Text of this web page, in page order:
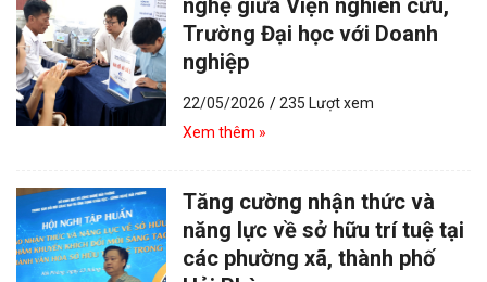
nghệ giữa Viện nghiên cứu,
Trường Đại học với Doanh
nghiệp
22/05/2026 /235 Lượt xem
Xem thêm »
Tăng cường nhận thức và
năng lực về sở hữu trí tuệ tại
các phường xã, thành phố